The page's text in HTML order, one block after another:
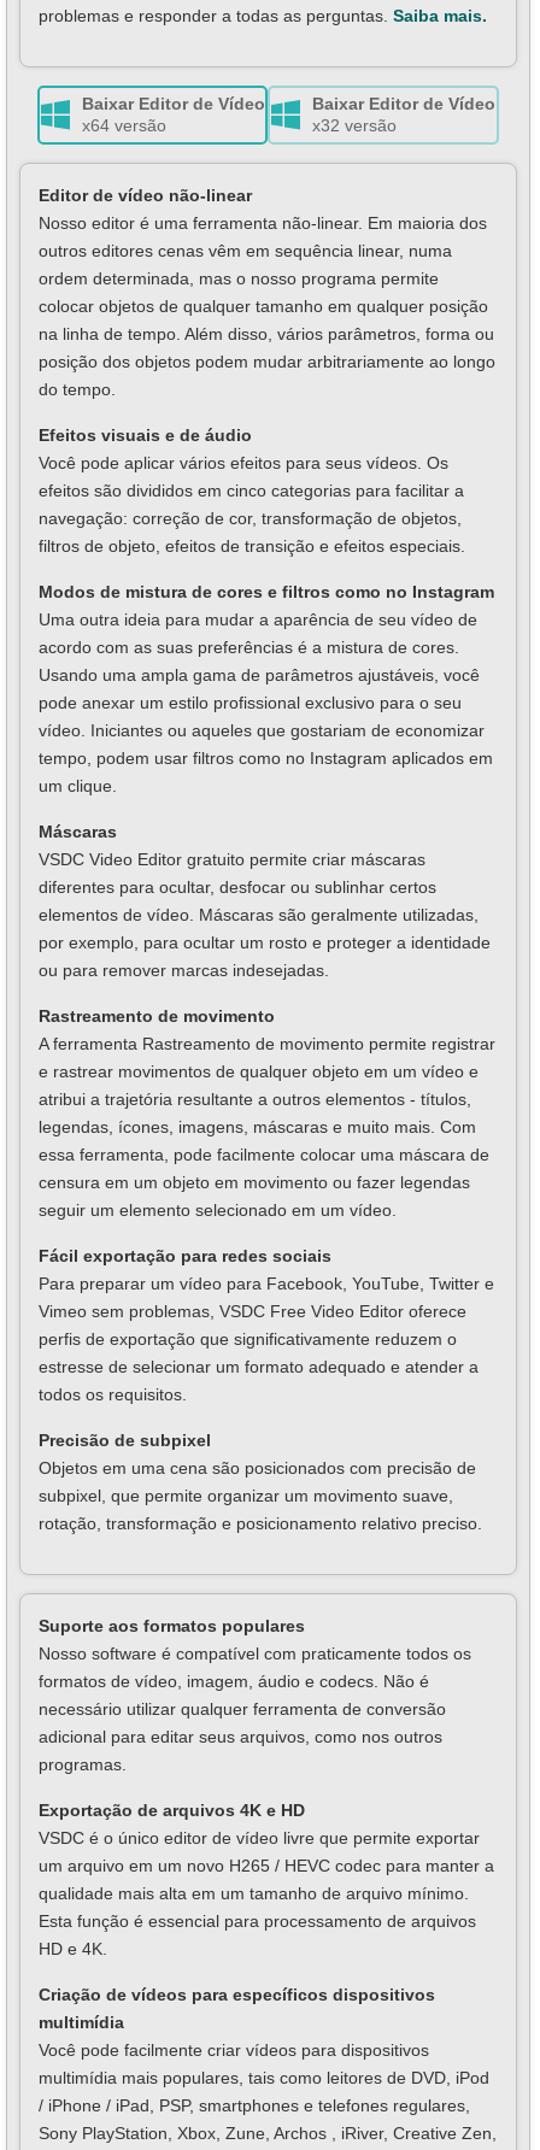
problemas e responder a todas as perguntas. Saiba mais.
Baixar Editor de Vídeo
x64 versão
Baixar Editor de Vídeo
x32 versão
Editor de vídeo não-linear
Nosso editor é uma ferramenta não-linear. Em maioria dos
outros editores cenas vêm em sequência linear, numa
ordem determinada, mas o nosso programa permite
colocar objetos de qualquer tamanho em qualquer posição
na linha de tempo. Além disso, vários parâmetros, forma ou
posição dos objetos podem mudar arbitrariamente ao longo
do tempo.
Efeitos visuais e de áudio
Você pode aplicar vários efeitos para seus vídeos. Os
efeitos são divididos em cinco categorias para facilitar a
navegação: correção de cor, transformação de objetos,
filtros de objeto, efeitos de transição e efeitos especiais.
Modos de mistura de cores e filtros como no Instagram
Uma outra ideia para mudar a aparência de seu vídeo de
acordo com as suas preferências é a mistura de cores.
Usando uma ampla gama de parâmetros ajustáveis, você
pode anexar um estilo profissional exclusivo para o seu
vídeo. Iniciantes ou aqueles que gostariam de economizar
tempo, podem usar filtros como no Instagram aplicados em
um clique.
Máscaras
VSDC Video Editor gratuito permite criar máscaras
diferentes para ocultar, desfocar ou sublinhar certos
elementos de vídeo. Máscaras são geralmente utilizadas,
por exemplo, para ocultar um rosto e proteger a identidade
ou para remover marcas indesejadas.
Rastreamento de movimento
A ferramenta Rastreamento de movimento permite registrar
e rastrear movimentos de qualquer objeto em um vídeo e
atribui a trajetória resultante a outros elementos - títulos,
legendas, ícones, imagens, máscaras e muito mais. Com
essa ferramenta, pode facilmente colocar uma máscara de
censura em um objeto em movimento ou fazer legendas
seguir um elemento selecionado em um vídeo.
Fácil exportação para redes sociais
Para preparar um vídeo para Facebook, YouTube, Twitter e
Vimeo sem problemas, VSDC Free Video Editor oferece
perfis de exportação que significativamente reduzem o
estresse de selecionar um formato adequado e atender a
todos os requisitos.
Precisão de subpixel
Objetos em uma cena são posicionados com precisão de
subpixel, que permite organizar um movimento suave,
rotação, transformação e posicionamento relativo preciso.
Suporte aos formatos populares
Nosso software é compatível com praticamente todos os
formatos de vídeo, imagem, áudio e codecs. Não é
necessário utilizar qualquer ferramenta de conversão
adicional para editar seus arquivos, como nos outros
programas.
Exportação de arquivos 4K e HD
VSDC é o único editor de vídeo livre que permite exportar
um arquivo em um novo H265 / HEVC codec para manter a
qualidade mais alta em um tamanho de arquivo mínimo.
Esta função é essencial para processamento de arquivos
HD e 4K.
Criação de vídeos para específicos dispositivos
multimídia
Você pode facilmente criar vídeos para dispositivos
multimídia mais populares, tais como leitores de DVD, iPod
/ iPhone / iPad, PSP, smartphones e telefones regulares,
Sony PlayStation, Xbox, Zune, Archos , iRiver, Creative Zen,